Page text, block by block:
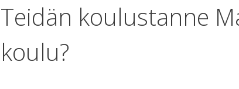
Teidän koulustanne
koulu?